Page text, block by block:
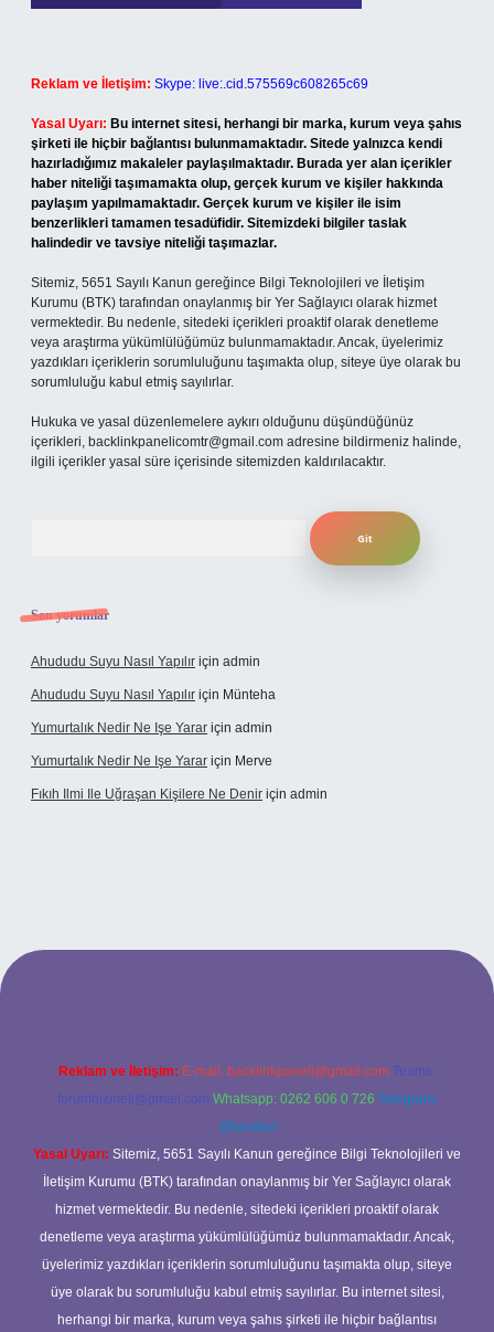
Reklam ve İletişim: Skype: live:.cid.575569c608265c69
Yasal Uyarı: Bu internet sitesi, herhangi bir marka, kurum veya şahıs
şirketi ile hiçbir bağlantısı bulunmamaktadır. Sitede yalnızca kendi
hazırladığımız makaleler paylaşılmaktadır. Burada yer alan içerikler
haber niteliği taşımamakta olup, gerçek kurum ve kişiler hakkında
paylaşım yapılmamaktadır. Gerçek kurum ve kişiler ile isim
benzerlikleri tamamen tesadüfidir. Sitemizdeki bilgiler taslak
halindedir ve tavsiye niteliği taşımazlar.
Sitemiz, 5651 Sayılı Kanun gereğince Bilgi Teknolojileri ve İletişim
Kurumu (BTK) tarafından onaylanmış bir Yer Sağlayıcı olarak hizmet
vermektedir. Bu nedenle, sitedeki içerikleri proaktif olarak denetleme
veya araştırma yükümlülüğümüz bulunmamaktadır. Ancak, üyelerimiz
yazdıkları içeriklerin sorumluluğunu taşımakta olup, siteye üye olarak bu
sorumluluğu kabul etmiş sayılırlar.
Hukuka ve yasal düzenlemelere aykırı olduğunu düşündüğünüz
içerikleri, backlinkpanelicomtr@gmail.com adresine bildirmeniz halinde,
ilgili içerikler yasal süre içerisinde sitemizden kaldırılacaktır.
Son yorumlar
Ahududu Suyu Nasıl Yapılır için admin
Ahududu Suyu Nasıl Yapılır için Münteha
Yumurtalık Nedir Ne Işe Yarar için admin
Yumurtalık Nedir Ne Işe Yarar için Merve
Fıkıh Ilmi Ile Uğraşan Kişilere Ne Denir için admin
giriş
Reklam ve İletişim: E-mail: backlinkpaneli@gmail.com Teams:
forumhizmeti@gmail.com Whatsapp: 0262 606 0 726 Telegram:
@karabul
Yasal Uyarı: Sitemiz, 5651 Sayılı Kanun gereğince Bilgi Teknolojileri ve
İletişim Kurumu (BTK) tarafından onaylanmış bir Yer Sağlayıcı olarak
hizmet vermektedir. Bu nedenle, sitedeki içerikleri proaktif olarak
denetleme veya araştırma yükümlülüğümüz bulunmamaktadır. Ancak,
üyelerimiz yazdıkları içeriklerin sorumluluğunu taşımakta olup, siteye
üye olarak bu sorumluluğu kabul etmiş sayılırlar. Bu internet sitesi,
herhangi bir marka, kurum veya şahıs şirketi ile hiçbir bağlantısı